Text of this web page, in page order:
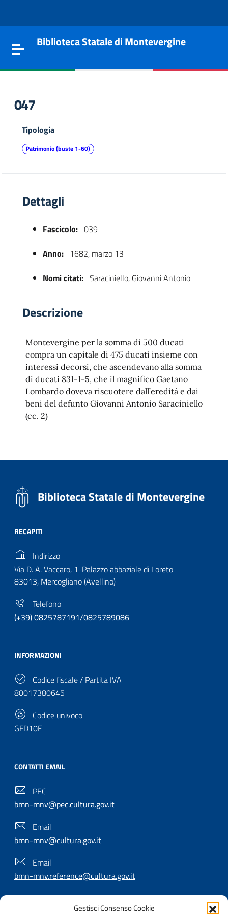
Gestisci Consenso Cookie
Toggle navigation
Biblioteca Statale di Montevergine
047
Tipologia
Patrimonio (buste 1-60)
Dettagli
Fascicolo: 039
Anno: 1682, marzo 13
Nomi citati: Saraciniello, Giovanni Antonio
Descrizione
Montevergine per la somma di 500 ducati
compra un capitale di 475 ducati insieme con
interessi decorsi, che ascendevano alla somma
di ducati 831-1-5, che il magnifico Gaetano
Lombardo doveva riscuotere dall’eredità e dai
beni del defunto Giovanni Antonio Saraciniello
(cc. 2)
Biblioteca Statale di Montevergine
RECAPITI
Indirizzo
Via D. A. Vaccaro, 1-Palazzo abbaziale di Loreto
83013, Mercogliano (Avellino)
Telefono
(+39) 0825787191/0825789086
INFORMAZIONI
Codice fiscale / Partita IVA
80017380645
Codice univoco
GFD10E
CONTATTI EMAIL
PEC
bmn-mnv@pec.cultura.gov.it
Email
bmn-mnv@cultura.gov.it
Email
bmn-mnv.reference@cultura.gov.it